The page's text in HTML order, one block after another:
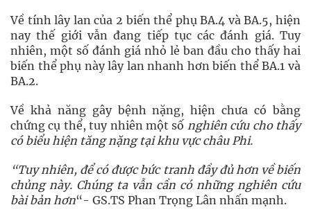
Về tính lây lan của 2 biến thể phụ BA.4 và BA.5, hiện
nay thế giới vẫn đang tiếp tục các đánh giá. Tuy
nhiên, một số đánh giá nhỏ lẻ ban đầu cho thấy hai
biến thể phụ này lây lan nhanh hơn biến thể BA.1 và
BA.2.
Về khả năng gây bệnh nặng, hiện chưa có bằng
chứng cụ thể, tuy nhiên một số nghiên cứu cho thấy
có biểu hiện tăng nặng tại khu vực châu Phi.
“Tuy nhiên, để có được bức tranh đầy đủ hơn về biến
chủng này. Chúng ta vẫn cần có những nghiên cứu
bài bản hơn“- GS.TS Phan Trọng Lân nhấn mạnh.